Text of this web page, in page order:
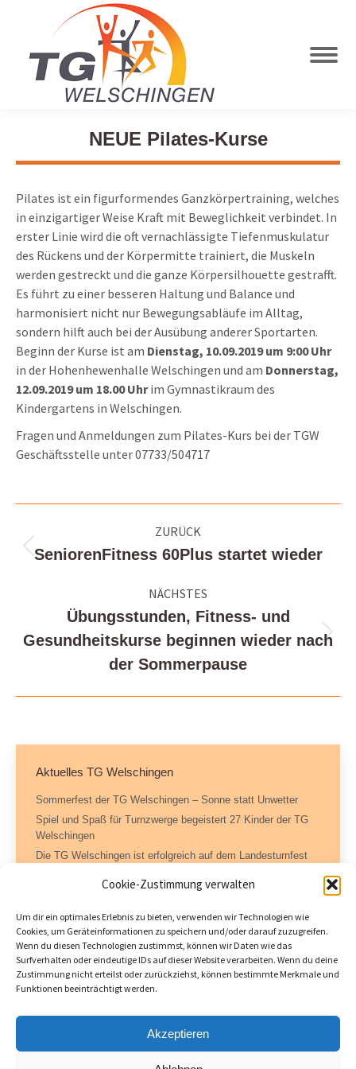
Cookie-Zustimmung verwalten
Um dir ein optimales Erlebnis zu bieten, verwenden wir Technologien wie
Cookies, um Geräteinformationen zu speichern und/oder darauf zuzugreifen.
Wenn du diesen Technologien zustimmst, können wir Daten wie das
Surfverhalten oder eindeutige IDs auf dieser Website verarbeiten. Wenn du deine
Zustimmung nicht erteilst oder zurückziehst, können bestimmte Merkmale und
Funktionen beeinträchtigt werden.
Akzeptieren
NEUE Pilates-Kurse
Pilates ist ein figurformendes Ganzkörpertraining, welches
in einzigartiger Weise Kraft mit Beweglichkeit verbindet. In
erster Linie wird die oft vernachlässigte Tiefenmuskulatur
des Rückens und der Körpermitte trainiert, die Muskeln
werden gestreckt und die ganze Körpersilhouette gestrafft.
Es führt zu einer besseren Haltung und Balance und
harmonisiert nicht nur Bewegungsabläufe im Alltag,
sondern hilft auch bei der Ausübung anderer Sportarten.
Beginn der Kurse ist am Dienstag, 10.09.2019 um 9:00 Uhr
in der Hohenhewenhalle Welschingen und am Donnerstag,
12.09.2019 um 18.00 Uhrim Gymnastikraum des
Kindergartens in Welschingen.
Fragen und Anmeldungen zum Pilates-Kurs bei der TGW
Geschäftsstelle unter 07733/504717
ZURÜCK
Vorheriger
SeniorenFitness 60Plus startet wieder
NÄCHSTES
Nächster
Beitrag:
Übungsstunden, Fitness- und
Gesundheitskurse beginnen wieder nach
der Sommerpause
Aktuelles TG Welschingen
Sommerfest der TG Welschingen – Sonne statt Unwetter
Spiel und Spaß für Turnzwerge begeistert 27 Kinder der TG
Welschingen
Die TG Welschingen ist erfolgreich auf dem Landesturnfest
Kontaktdaten
Geschäftsstelle – TG Welschingen e.V.
Dorfstraße 11
Tel.: 07733 504717 (AB)
tgwelschingen@hegaudata.de